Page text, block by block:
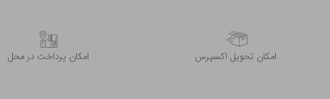
اﻣﮑﺎن ﺗﺤﻮﯾﻞ اﮐﺴﭙﺮس امکان پرداخت در محل